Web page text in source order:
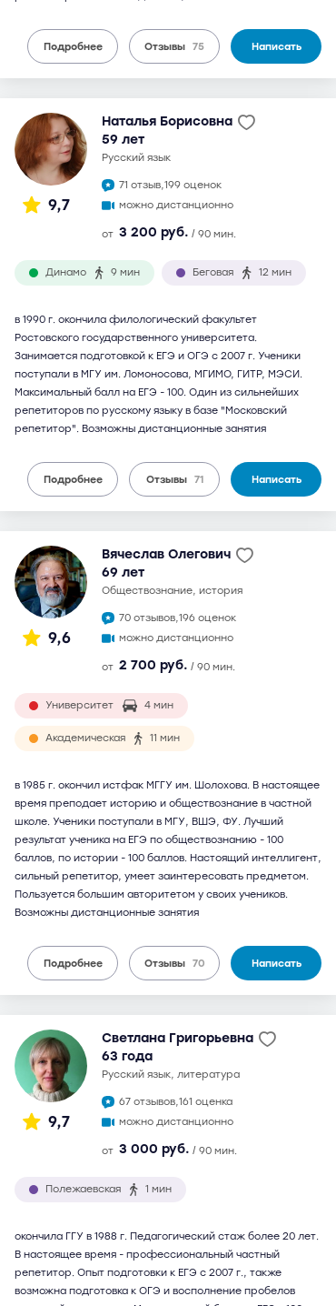
Подробнее Отзывы 75 Написать
9,7
Наталья Борисовна
59 лет
русский язык
71 отзыв,199 оценок
можно дистанционно
от 3 200 руб. / 90 мин.
Динамо 9 мин Беговая 12 мин
в 1990 г. окончила филологический факультет
Ростовского государственного университета.
Занимается подготовкой к ЕГЭ и ОГЭ с 2007 г. Ученики
поступали в МГУ им. Ломоносова, МГИМО, ГИТР, МЭСИ.
Максимальный балл на ЕГЭ - 100. Один из сильнейших
репетиторов по русскому языку в базе "Московский
репетитор". Возможны дистанционные занятия
Подробнее Отзывы 71 Написать
9,6
Вячеслав Олегович
69 лет
обществознание, история
70 отзывов,196 оценок
можно дистанционно
от 2 700 руб. / 90 мин.
Университет 4 мин
Академическая 11 мин
в 1985 г. окончил истфак МГГУ им. Шолохова. В настоящее
время преподает историю и обществознание в частной
школе. Ученики поступали в МГУ, ВШЭ, ФУ. Лучший
результат ученика на ЕГЭ по обществознанию - 100
баллов, по истории - 100 баллов. Настоящий интеллигент,
сильный репетитор, умеет заинтересовать предметом.
Пользуется большим авторитетом у своих учеников.
Возможны дистанционные занятия
Подробнее Отзывы 70 Написать
9,7
Светлана Григорьевна
63 года
русский язык, литература
67 отзывов,161 оценка
можно дистанционно
от 3 000 руб. / 90 мин.
Полежаевская 1 мин
окончила ГГУ в 1988 г. Педагогический стаж более 20 лет.
В настоящее время - профессиональный частный
репетитор. Опыт подготовки к ЕГЭ с 2007 г., также
возможна подготовка к ОГЭ и восполнение пробелов